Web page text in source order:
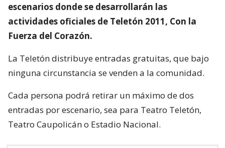
escenarios donde se desarrollarán las
actividades oficiales de Teletón 2011, Con la
Fuerza del Corazón.
La Teletón distribuye entradas gratuitas, que bajo
ninguna circunstancia se venden a la comunidad.
Cada persona podrá retirar un máximo de dos
entradas por escenario, sea para Teatro Teletón,
Teatro Caupolicán o Estadio Nacional.